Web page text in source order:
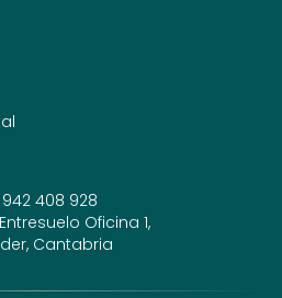
942 408 928
Oficina 1,
Cantabria